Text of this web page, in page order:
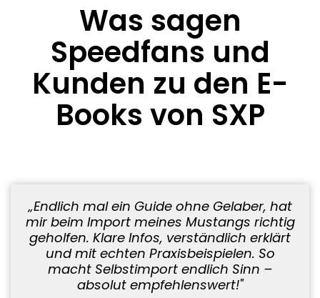
Was sagen
Speedfans und
Kunden zu den E-
Books von SXP
„Endlich mal ein Guide ohne Gelaber, hat
mir beim Import meines Mustangs richtig
geholfen. Klare Infos, verständlich erklärt
und mit echten Praxisbeispielen. So
macht Selbstimport endlich Sinn –
absolut empfehlenswert!"